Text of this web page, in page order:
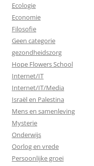
Ecologie
Economie
Filosofie
Geen categorie
gezondheidszorg
Hope Flowers School
Internet/IT
Internet/IT/Media
Israël en Palestina
Mens en samenleving
Mysterie
Onderwijs
Oorlog en vrede
Persoonlijke groei